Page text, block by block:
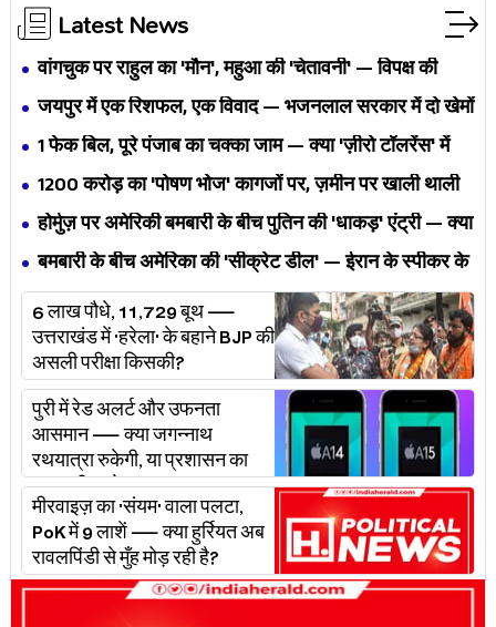
Latest News
वांगचुक पर राहुल का 'मौन', महुआ की 'चेतावनी' — विपक्ष की
एकता BJP का नैरेटिव बदलने से पहले बिखर रही है?
जयपुर में एक रिशफल, एक विवाद — भजनलाल सरकार में दो खेमों
की जंग अब छुपेगी कैसे?
1 फेक बिल, पूरे पंजाब का चक्का जाम — क्या 'ज़ीरो टॉलरेंस' में
अपनी ही यूनियनों से घिर गए भगवंत मान?
₹1200 करोड़ का 'पोषण भोज' कागजों पर, ज़मीन पर खाली थाली
— MP के बच्चों का निवाला कौन निगल रहा है?
होर्मुज़ पर अमेरिकी बमबारी के बीच पुतिन की 'धाकड़' एंट्री — क्या
ट्रंप-ईरान की जंग अब महायुद्ध बनेगी?
बमबारी के बीच अमेरिका की 'सीक्रेट डील' — ईरान के स्पीकर के
खुलासे ने असली खेल बेनक़ाब किया?
6 लाख पौधे, 11,729 बूथ —
उत्तराखंड में 'हरेला' के बहाने BJP की
असली परीक्षा किसकी?
पुरी में रेड अलर्ट और उफनता
आसमान — क्या जगन्नाथ
रथयात्रा रुकेगी, या प्रशासन का
'प्लान बी' चलेगा?
मीरवाइज़ का 'संयम' वाला पलटा,
PoK में 9 लाशें — क्या हुर्रियत अब
रावलपिंडी से मुँह मोड़ रही है?